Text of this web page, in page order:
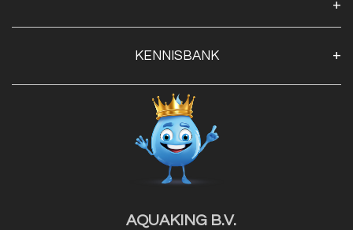
Openingstijden
Contact
Privacy Policy
Veilig betalen met:
KENNISBANK
Blog
Advies
Red Label Filter Series
Nishikigoi-Ô
JPD Japan Pet Design
AQUAKING B.V.